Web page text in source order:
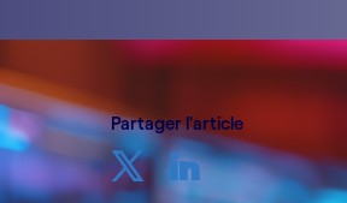
Partager l'article